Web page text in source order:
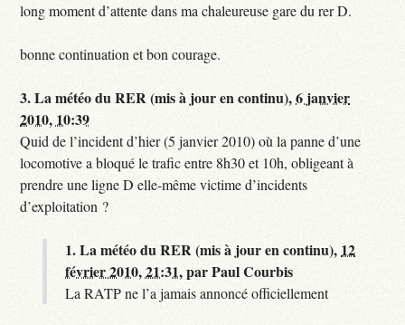
long moment d’attente dans ma chaleureuse gare du rer D.
bonne continuation et bon courage.
3.La météo du RER (mis à jour en continu),6 janvier
2010, 10:39
Quid de l’incident d’hier (5 janvier 2010) où la panne d’une
locomotive a bloqué le trafic entre 8h30 et 10h, obligeant à
prendre une ligne D elle-même victime d’incidents
d’exploitation ?
1.La météo du RER (mis à jour en continu), 12
février 2010, 21:31,parPaul Courbis
La RATP ne l’a jamais annoncé officiellement